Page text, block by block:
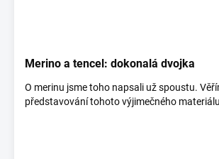
Merino a tencel: dokonalá dvojka
O merinu jsme toho napsali už spoustu.
představování tohoto výjimečného